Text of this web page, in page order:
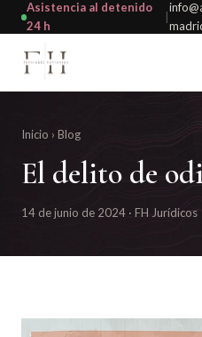
Asistencia al detenido
24 h
|
Inicio › Blog
El delito de
14 de junio de 2024 · FH Jurídicos